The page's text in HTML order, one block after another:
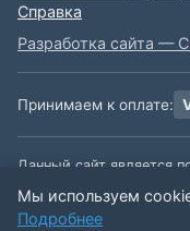
Справка
Разработка сайта —
Принимаем к оплате:
Данный сайт является
размещенные на сайте,
несем
Мы используем
Подробнее